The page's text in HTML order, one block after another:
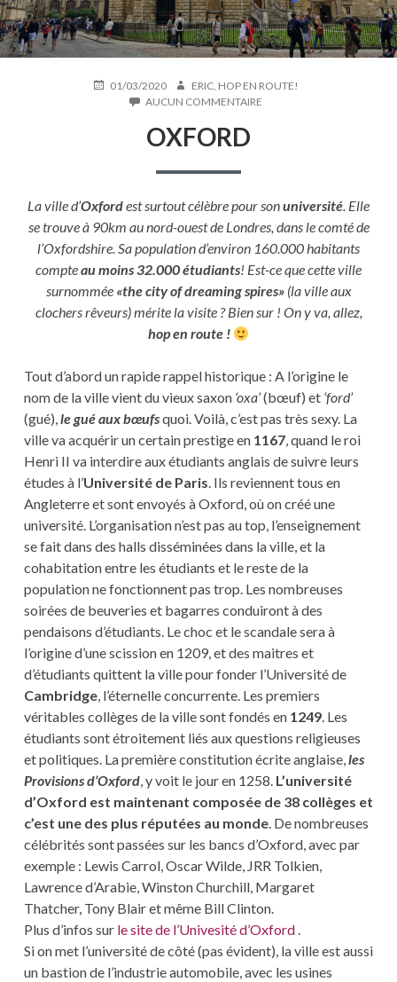
PUBLIÉ01/03/2020 AUTEUR
ERIC, HOP EN ROUTE!
AUCUN COMMENTAIRE
OXFORD
La ville d’Oxfordest surtout célèbre pour sonuniversité. Elle
se trouve à 90km au nord-ouest de Londres, dans le comté de
l’Oxfordshire. Sa population d’environ 160.000 habitants
compteau moins 32.000 étudiants! Est-ce que cette ville
surnommée «the city of dreaming spires»(la ville aux
clochers rêveurs) mérite la visite ? Bien sur ! On y va, allez,
hop en route !
Tout d’abord un rapide rappel historique : A l’origine le
nom de la ville vient du vieux saxon ‘oxa’(bœuf) et ‘ford’
(gué),le gué aux bœufsquoi. Voilà, c’est pas très sexy. La
ville va acquérir un certain prestige en 1167, quand le roi
Henri II va interdire aux étudiants anglais de suivre leurs
études à l’Université de Paris. Ils reviennent tous en
Angleterre et sont envoyés à Oxford, où on créé une
université. L’organisation n’est pas au top, l’enseignement
se fait dans des halls disséminées dans la ville, et la
cohabitation entre les étudiants et le reste de la
population ne fonctionnent pas trop. Les nombreuses
soirées de beuveries et bagarres conduiront à des
pendaisons d’étudiants. Le choc et le scandale sera à
l’origine d’une scission en 1209, et des maitres et
d’étudiants quittent la ville pour fonder l’Université de
Cambridge, l’éternelle concurrente. Les premiers
véritables collèges de la ville sont fondés en 1249. Les
étudiants sont étroitement liés aux questions religieuses
et politiques. La première constitution écrite anglaise,les
Provisions d’Oxford, y voit le jour en 1258. L’université
d’Oxford est maintenant composée de 38 collèges et
c’est une des plus réputées au monde. De nombreuses
célébrités sont passées sur les bancs d’Oxford, avec par
exemple : Lewis Carrol, Oscar Wilde, JRR Tolkien,
Lawrence d’Arabie, Winston Churchill, Margaret
Thatcher, Tony Blair et même Bill Clinton.
Plus d’infos sur le site de l’Univesité d’Oxford.
Si on met l’université de côté (pas évident), la ville est aussi
un bastion de l’industrie automobile, avec les usines